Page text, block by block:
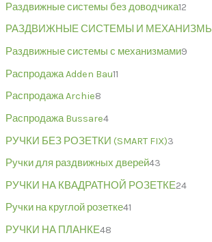
Раздвижные системы без доводчика12
РАЗДВИЖНЫЕ СИСТЕМЫ И МЕХАНИЗМЫ
Раздвижные системы с механизмами9
Распродажа Adden Bau11
Распродажа Archie8
Распродажа Bussare4
РУЧКИ БЕЗ РОЗЕТКИ (SMART FIX)3
Ручки для раздвижных дверей43
РУЧКИ НА КВАДРАТНОЙ РОЗЕТКЕ24
Ручки на круглой розетке41
РУЧКИ НА ПЛАНКЕ48